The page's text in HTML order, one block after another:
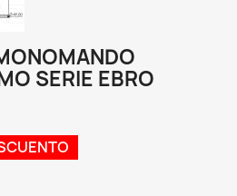
SERIE EBRO